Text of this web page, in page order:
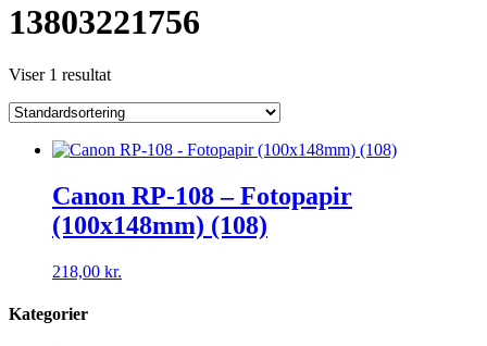
13803221756
Viser 1 resultat
Canon RP-108 – Fotopapir
(100x148mm) (108)
218,00 kr.
Kategorier